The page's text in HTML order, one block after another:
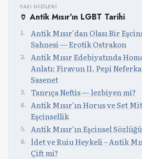
YAZI DIZILERI
🏺 Antik Mısır'ın LGBT Tarihi
Antik Mısır'dan Olası Bir
Sahnesi — Erotik Ostrakon
Antik Mısır Edebiyatında
Anlatı: Firavun II. Pepi
Sasenet
Tanrıça Neftis — lezbiyen mi?
Antik Mısır'ın Horus ve Set
Eşcinsellik
Antik Mısır'ın Eşcinsel Sözlüğü
İdet ve Ruiu Heykeli – Antik
Çift mi?